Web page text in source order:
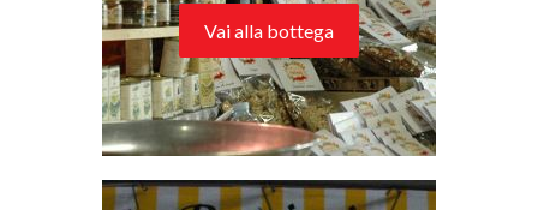
Vai alla bottega